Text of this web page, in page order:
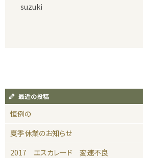
suzuki
最近の投稿
恒例の
夏季休業のお知らせ
2017 エスカレード 変速不良